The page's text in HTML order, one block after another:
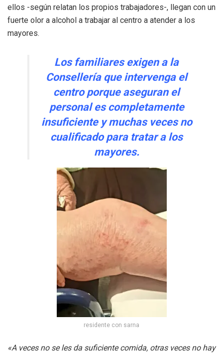
ellos -según relatan los propios trabajadores-, llegan con un
fuerte olor a alcohol a trabajar al centro a atender a los
mayores.
Los familiares exigen a la
Consellería que intervenga el
centro porque aseguran el
personal es completamente
insuficiente y muchas veces no
cualificado para tratar a los
mayores.
residente con sarna
«A veces no se les da suficiente comida, otras veces no hay